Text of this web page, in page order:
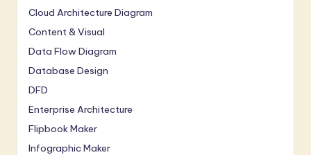
Cloud Architecture Diagram
Content & Visual
Data Flow Diagram
Database Design
DFD
Enterprise Architecture
Flipbook Maker
Infographic Maker